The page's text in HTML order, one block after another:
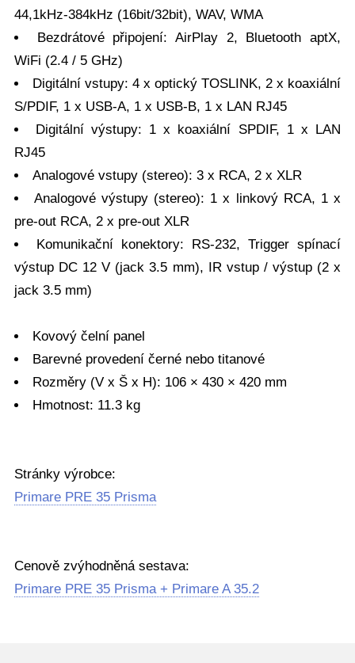
44,1kHz-384kHz (16bit/32bit), WAV, WMA
Bezdrátové připojení: AirPlay 2, Bluetooth aptX,
WiFi (2.4 / 5 GHz)
Digitální vstupy: 4 x optický TOSLINK, 2 x koaxiální
S/PDIF, 1 x USB-A, 1 x USB-B, 1 x LAN RJ45
Digitální výstupy: 1 x koaxiální SPDIF, 1 x LAN
RJ45
Analogové vstupy (stereo): 3 x RCA, 2 x XLR
Analogové výstupy (stereo): 1 x linkový RCA, 1 x
pre-out RCA, 2 x pre-out XLR
Komunikační konektory: RS-232, Trigger spínací
výstup DC 12 V (jack 3.5 mm), IR vstup / výstup (2 x
jack 3.5 mm)
Kovový čelní panel
Barevné provedení černé nebo titanové
Rozměry (V x Š x H): 106 × 430 × 420 mm
Hmotnost: 11.3 kg
Stránky výrobce:
Primare PRE 35 Prisma
Cenově zvýhodněná sestava:
Primare PRE 35 Prisma + Primare A 35.2